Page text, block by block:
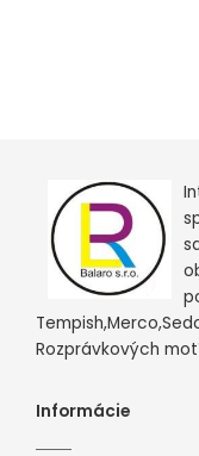
Rozprávkových
Informácie